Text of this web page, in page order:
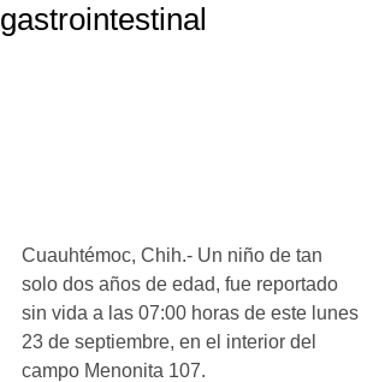
gastrointestinal
Cuauhtémoc, Chih.- Un niño de tan
solo dos años de edad, fue reportado
sin vida a las 07:00 horas de este lunes
23 de septiembre, en el interior del
campo Menonita 107.